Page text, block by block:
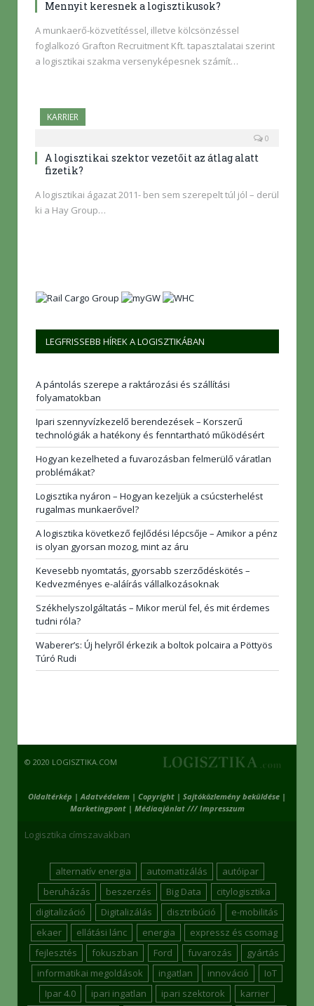
Mennyit keresnek a logisztikusok?
A munkaerő-közvetítéssel, illetve kölcsönzéssel
foglalkozó Grafton Recruitment Kft. tapasztalatai szerint
a logisztikai szakma versenyképesnek számít…
KARRIER
0
A logisztikai szektor vezetőit az átlag alatt
fizetik?
A logisztikai ágazat 2011- ben sem szerepelt túl jól – derül
ki a Hay Group…
LEGFRISSEBB HÍREK A LOGISZTIKÁBAN
A pántolás szerepe a raktározási és szállítási
folyamatokban
Ipari szennyvízkezelő berendezések – Korszerű
technológiák a hatékony és fenntartható működésért
Hogyan kezelheted a fuvarozásban felmerülő váratlan
problémákat?
Logisztika nyáron – Hogyan kezeljük a csúcsterhelést
rugalmas munkaerővel?
A logisztika következő fejlődési lépcsője – Amikor a pénz
is olyan gyorsan mozog, mint az áru
Kevesebb nyomtatás, gyorsabb szerződéskötés –
Kedvezményes e-aláírás vállalkozásoknak
Székhelyszolgáltatás – Mikor merül fel, és mit érdemes
tudni róla?
Waberer’s: Új helyről érkezik a boltok polcaira a Pöttyös
Túró Rudi
© 2020 LOGISZTIKA.COM
Oldaltérkép | Adatvédelem | Copyright | Sajtóközlemény beküldése |
Marketingpont| Médiaajánlat /// Impresszum
Logisztika címszavakban
alternatív energia automatizálás
autóipar
beruházás
beszerzés Big Data
citylogisztika
digitalizáció
Digitalizálás disztribúció
e-mobilitás
ekaer
ellátási lánc energia
expressz és csomag
fejlesztés
fokuszban Ford fuvarozás
gyártás
informatikai megoldások
ingatlan innováció
IoT
Ipar 4.0
ipari ingatlan ipari szektorok
karrier